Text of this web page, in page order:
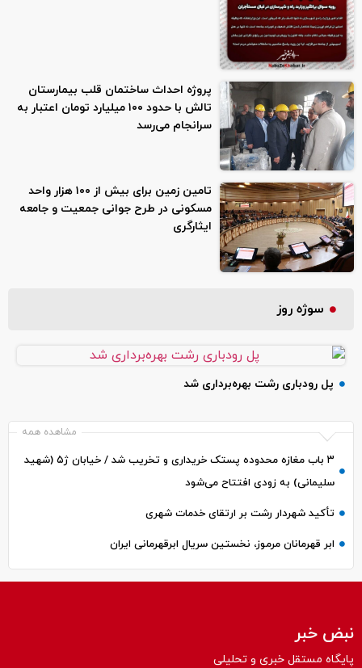
پروژه احداث ساختمان قلب بیمارستان
تالش با حدود ۱۰۰ میلیارد تومان اعتبار به
سرانجام می‌رسد
تامین زمین برای بیش از ۱۰۰ هزار واحد
مسکونی در طرح جوانی جمعیت و جامعه
ایثارگری
سوژه روز
پل رودباری رشت بهره‌برداری شد
مشاهده همه
۳ باب مغازه محدوده پستک خریداری و تخریب شد / خیابان ژ۵ (شهید
سلیمانی) به زودی افتتاح می‌شود
تأکید شهردار رشت بر ارتقای خدمات شهری
ابر قهرمانان مرموز، نخستین سریال ابرقهرمانی ایران
نبض خبر
پایگاه مستقل خبری و تحلیلی